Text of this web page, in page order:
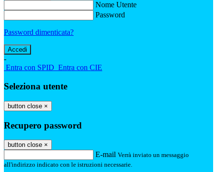
Nome Utente
Password
Password dimenticata?
-
Entra con SPID Entra con CIE
Seleziona utente
button close ×
Recupero password
button close ×
E-mail Verrà inviato un messaggio
all'indirizzo indicato con le istruzioni necessarie.